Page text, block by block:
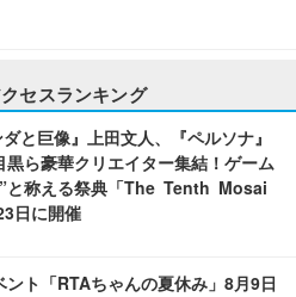
セスランキング
ダと巨像』上田文人、『ペルソナ』
黒ら豪華クリエイター集結！ゲーム
”と称える祭典「The Tenth Mosai
日に開催
ント「RTAちゃんの夏休み」8月9日